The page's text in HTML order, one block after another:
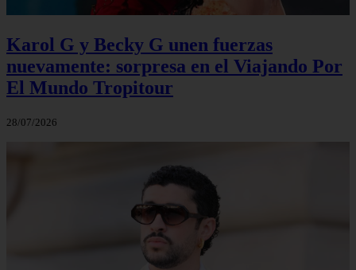
Karol G y Becky G unen fuerzas
nuevamente: sorpresa en el Viajando Por
El Mundo Tropitour
28/07/2026